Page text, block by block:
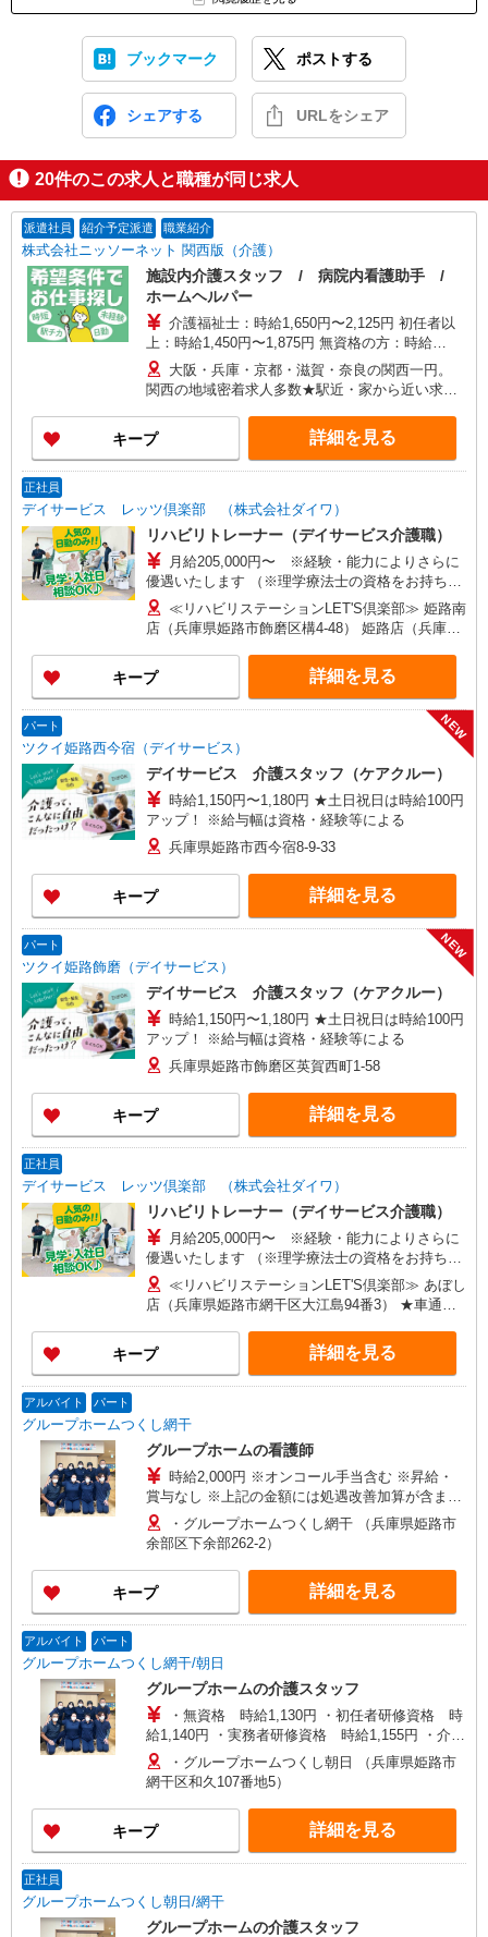
ブックマーク ポストする
シェアする URLをシェア
20件のこの求人と職種が同じ求人
派遣社員 紹介予定派遣 職業紹介
株式会社ニッソーネット 関西版（介護）
施設内介護スタッフ / 病院内看護助手 /
ホームヘルパー
介護福祉士：時給1,650円〜2,125円 初任者以
上：時給1,450円〜1,875円 無資格の方：時給
1,350円〜1,750円 ※給与幅は勤務先による +交通
費、諸手当（勤務先による） +0円で介護資格が取
れる （別途規定） ★給与日払い制度あり！
大阪・兵庫・京都・滋賀・奈良の関西一円。
関西の地域密着求人多数★駅近・家から近い求人
キープ 詳細を見る
正社員
デイサービス レッツ倶楽部 （株式会社ダイワ）
リハビリトレーナー（デイサービス介護職）
月給205,000円〜 ※経験・能力によりさらに
優遇いたします （※理学療法士の資格をお持ちの
方 月給：230,000円〜） （※生活相談員 《正社
員》 も同時募集！ 月給：220,000円〜） ※試用
期間あり（3ヶ月）同条件
≪リハビリステーションLET'S倶楽部≫ 姫路南
店（兵庫県姫路市飾磨区構4-48） 姫路店（兵庫県
市網干区大江島94番3） ★車通勤OK！
キープ 詳細を見る
パート
ツクイ姫路西今宿（デイサービス）
NEW
デイサービス 介護スタッフ（ケアクルー）
時給1,150円〜1,180円 ★土日祝日は時給100円
アップ！ ※給与幅は資格・経験等による
兵庫県姫路市西今宿8-9-33
キープ 詳細を見る
パート
ツクイ姫路飾磨（デイサービス）
NEW
デイサービス 介護スタッフ（ケアクルー）
時給1,150円〜1,180円 ★土日祝日は時給100円
アップ！ ※給与幅は資格・経験等による
兵庫県姫路市飾磨区英賀西町1-58
キープ 詳細を見る
正社員
デイサービス レッツ倶楽部 （株式会社ダイワ）
リハビリトレーナー（デイサービス介護職）
月給205,000円〜 ※経験・能力によりさらに
優遇いたします （※理学療法士の資格をお持ちの
方 月給：230,000円〜） （※生活相談員 《正社
員》 も同時募集！ 月給：220,000円〜） ※試用
期間有（3ヶ月）同条件
≪リハビリステーションLET'S倶楽部≫ あぼし
店（兵庫県姫路市網干区大江島94番3） ★車通勤
キープ 詳細を見る
アルバイト パート
グループホームつくし網干
グループホームの看護師
時給2,000円 ※オンコール手当含む ※昇給・
賞与なし ※上記の金額には処遇改善加算が含まれ
ています ※入社前に研修あり、ボランティア規定
による支給 ※別途交通費規定支給
・グループホームつくし網干 （兵庫県姫路市
余部区下余部262-2）
キープ 詳細を見る
アルバイト パート
グループホームつくし網干/朝日
グループホームの介護スタッフ
・無資格 時給1,130円 ・初任者研修資格 時
給1,140円 ・実務者研修資格 時給1,155円 ・介護
福祉士 時給1,175円 ※上記の金額には全て処遇
改善加算が含まれています ※入社前に研修あり、
ボランティア規定による支給 ※別途交通費規定支
給
・グループホームつくし朝日 （兵庫県姫路市
網干区和久107番地5）
キープ 詳細を見る
正社員
グループホームつくし朝日/網干
グループホームの介護スタッフ